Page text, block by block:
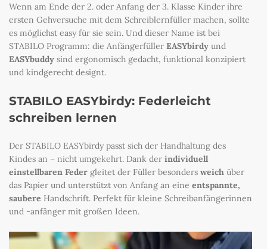
Wenn am Ende der 2. oder Anfang der 3. Klasse Kinder ihre
ersten Gehversuche mit dem Schreiblernfüller machen, sollte
es möglichst easy für sie sein. Und dieser Name ist bei
STABILO Programm: die Anfängerfüller EASYbirdy und
EASYbuddy sind ergonomisch gedacht, funktional konzipiert
und kindgerecht designt.
STABILO EASYbirdy: Federleicht
schreiben lernen
Der STABILO EASYbirdy passt sich der Handhaltung des
Kindes an – nicht umgekehrt. Dank der individuell
einstellbaren Feder gleitet der Füller besonders weich über
das Papier und unterstützt von Anfang an eine entspannte,
saubere Handschrift. Perfekt für kleine Schreibanfängerinnen
und -anfänger mit großen Ideen.